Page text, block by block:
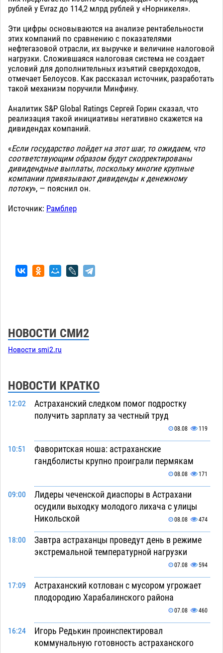
рублей у Evraz до 114,2 млрд рублей у «Норникеля».
Эти цифры основываются на анализе рентабельности
этих компаний по сравнению с показателями
нефтегазовой отрасли, их выручке и величине налоговой
нагрузки. Сложившаяся налоговая система не создает
условий для дополнительных изъятий сверхдоходов,
отмечает Белоусов. Как рассказал источник, разработать
такой механизм поручили Минфину.
Аналитик S&P Global Ratings Сергей Горин сказал, что
реализация такой инициативы негативно скажется на
дивидендах компаний.
«Если государство пойдет на этот шаг, то ожидаем, что
соответствующим образом будут скорректированы
дивидендные выплаты, поскольку многие крупные
компании привязывают дивиденды к денежному
потоку», — пояснил он.
Источник: Рамблер
НОВОСТИ СМИ2
Новости smi2.ru
НОВОСТИ КРАТКО
12:02
Астраханский следком помог подростку
получить зарплату за честный труд
08.08 119
10:51
Фаворитская ноша: астраханские
гандболисты крупно проиграли пермякам
08.08 171
09:00
Лидеры чеченской диаспоры в Астрахани
осудили выходку молодого лихача с улицы
Никольской
08.08 474
18:00
Завтра астраханцы проведут день в режиме
экстремальной температурной нагрузки
07.08 594
17:09
Астраханский котлован с мусором угрожает
плодородию Харабалинского района
07.08 460
16:24
Игорь Редькин проинспектировал
коммунальную готовность астраханского